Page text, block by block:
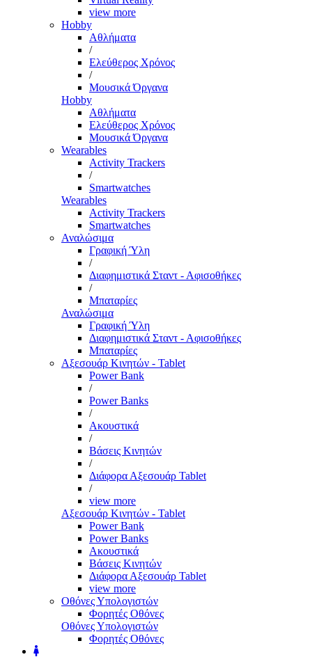
view more
Hobby
Αθλήματα
/
Ελεύθερος Χρόνος
/
Μουσικά Όργανα
Hobby
Αθλήματα
Ελεύθερος Χρόνος
Μουσικά Όργανα
Wearables
Activity Trackers
/
Smartwatches
Wearables
Activity Trackers
Smartwatches
Αναλώσιμα
Γραφική Ύλη
/
Διαφημιστικά Σταντ - Αφισοθήκες
/
Μπαταρίες
Αναλώσιμα
Γραφική Ύλη
Διαφημιστικά Σταντ - Αφισοθήκες
Μπαταρίες
Αξεσουάρ Κινητών - Tablet
Power Bank
/
Power Banks
/
Ακουστικά
/
Βάσεις Κινητών
/
Διάφορα Αξεσουάρ Tablet
/
view more
Αξεσουάρ Κινητών - Tablet
Power Bank
Power Banks
Ακουστικά
Βάσεις Κινητών
Διάφορα Αξεσουάρ Tablet
view more
Οθόνες Υπολογιστών
Φορητές Οθόνες
Οθόνες Υπολογιστών
Φορητές Οθόνες